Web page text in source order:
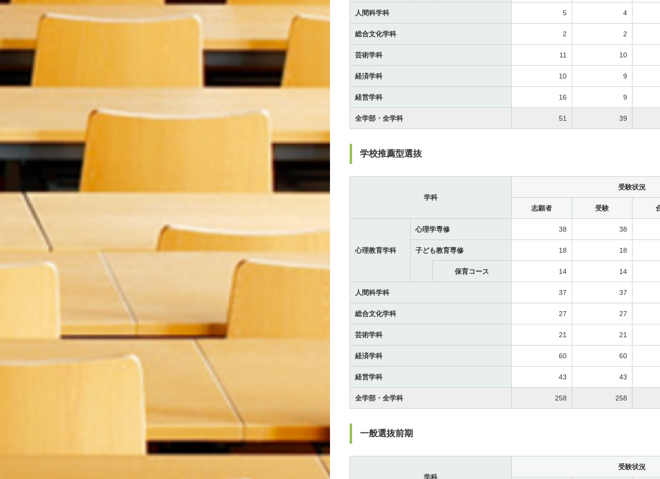
人間科学科 5 4
総合文化学科 2 2
芸術学科 11 10
経済学科 10 9
経営学科 16 9
全学部・全学科 51 39
学校推薦型選抜
学科
受験状況
志願者 受験
心理教育学科
心理学専修 38 38
子ども教育専修 18 18
保育コース 14 14
人間科学科 37 37
総合文化学科 27 27
芸術学科 21 21
経済学科 60 60
経営学科 43 43
全学部・全学科 258 258
一般選抜前期
学科
受験状況